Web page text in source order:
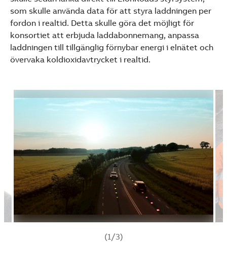
som skulle använda data för att styra laddningen per
fordon i realtid. Detta skulle göra det möjligt för
konsortiet att erbjuda laddabonnemang, anpassa
laddningen till tillgänglig förnybar energi i elnätet och
övervaka koldioxidavtrycket i realtid.
(1/3)